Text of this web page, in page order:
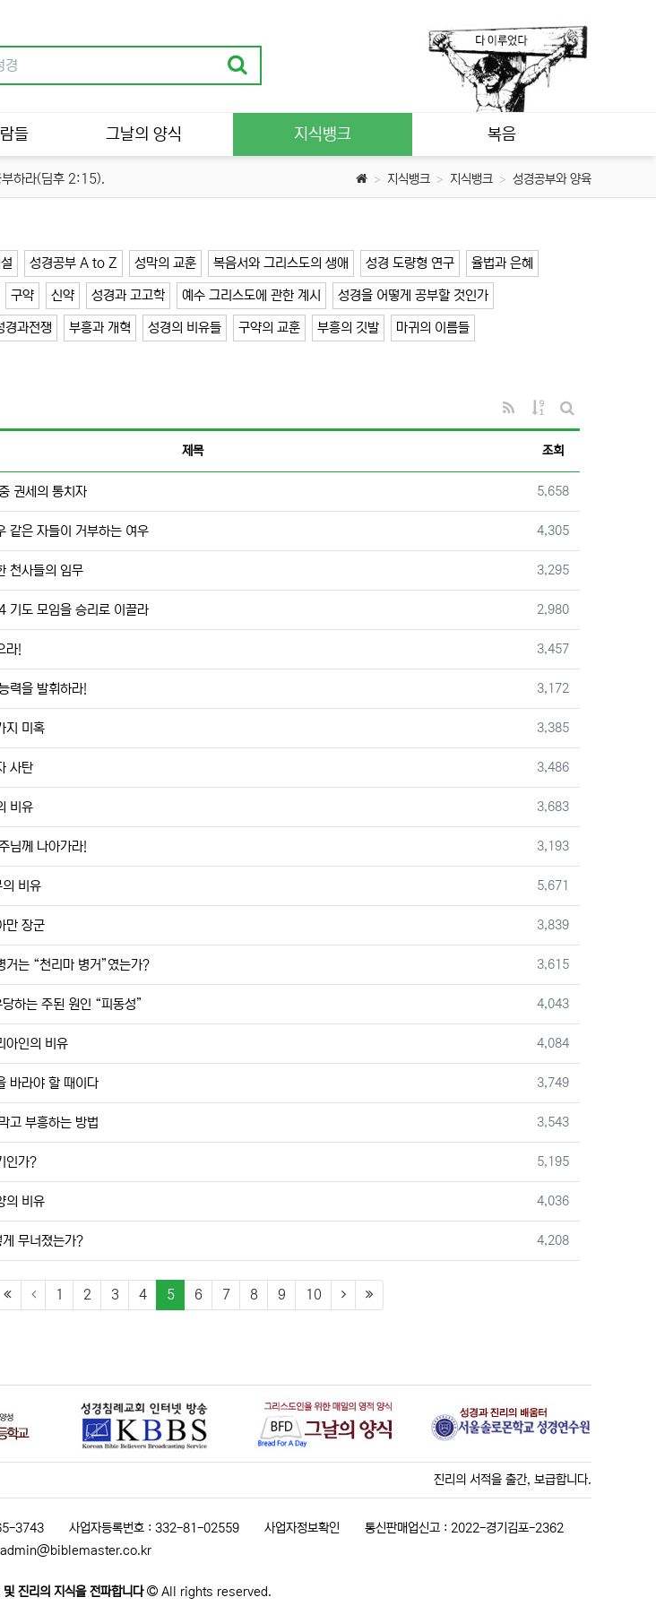
들 그날의 양식 지식뱅크 복음
부하라(딤후 2:15). 지식뱅크 지식뱅크 성경공부와 양육
성경공부 A to Z 성막의 교훈 복음서와 그리스도의 생애 성경 도량형 연구 율법과 은혜
구약 신약 성경과 고고학 예수 그리스도에 관한 계시 성경을 어떻게 공부할 것인가
경과전쟁 부흥과 개혁 성경의 비유들 구약의 교훈 부흥의 깃발 마귀의 이름들
RSS
게시물 정렬
게시판 검색
제목 조회
권세의 통치자 조회
5,658
같은 자들이 거부하는 여우 조회
4,305
천사들의 임무 조회
3,295
기도 모임을 승리로 이끌라 조회
2,980
라! 조회
3,457
력을 발휘하라! 조회
3,172
지 미혹 조회
3,385
사탄 조회
3,486
비유 조회
3,683
님께 나아가라! 조회
3,193
비유 조회
5,671
만 장군 조회
3,839
거는 “천리마 병거”였는가? 조회
3,615
하는 주된 원인 “피동성” 조회
4,043
아인의 비유 조회
4,084
바라야 할 때이다 조회
3,749
고 부흥하는 방법 조회
3,543
인가? 조회
5,195
의 비유 조회
4,036
무너졌는가? 조회
4,208
1 2 3 4 5(current)
6 7 8 9 10
진리의 서적을 출간, 보급합니다.
3743 사업자등록번호 : 332-81-02559 사업자정보확인
통신판매업신고 : 2022-경기김포-2362
admin@biblemaster.co.kr
진리의 지식을 전파합니다 All rights reserved.